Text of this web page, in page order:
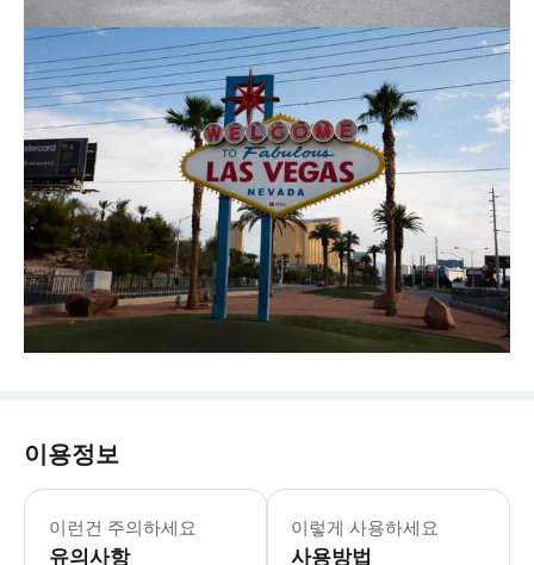
이용정보
이런건 주의하세요
유의사항
이렇게 사용하세요
사용방법